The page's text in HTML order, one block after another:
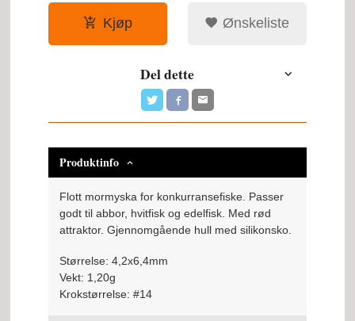
Kjøp Ønskeliste
Del dette
Produktinfo
Flott mormyska for konkurransefiske. Passer
godt til abbor, hvitfisk og edelfisk. Med rød
attraktor. Gjennomgående hull med silikonsko.
Størrelse: 4,2x6,4mm
Vekt: 1,20g
Krokstørrelse: #14